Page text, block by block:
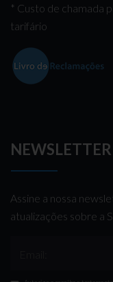
* Custo de chamada
tarifário
NEWSLETTER
Assine a nossa
atualizações sobre a